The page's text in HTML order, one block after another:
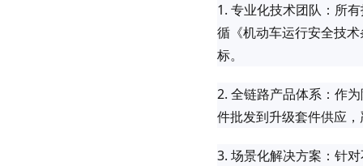
1. 专业化技术团队：所
循《机动车运行安全技
标。
2. 全链路产品体系：作
件批发到升级套件供应
3. 场景化解决方案：针